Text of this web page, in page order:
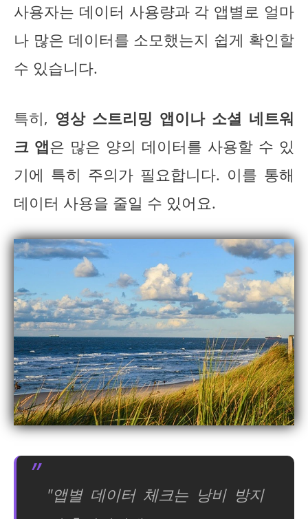
사용자는 데이터 사용량과 각 앱별로 얼마
나 많은 데이터를 소모했는지 쉽게 확인할
수 있습니다.
특히, 영상 스트리밍 앱이나 소셜 네트워
크 앱은 많은 양의 데이터를 사용할 수 있
기에 특히 주의가 필요합니다. 이를 통해
데이터 사용을 줄일 수 있어요.
"앱별 데이터 체크는 낭비 방지